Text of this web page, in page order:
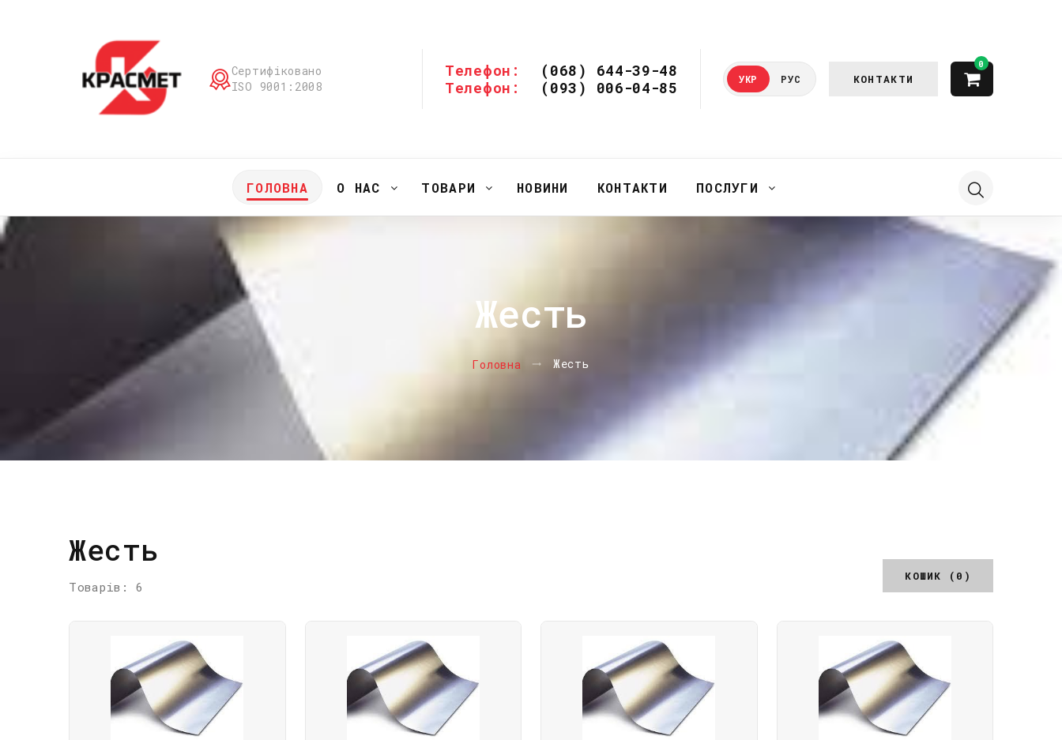
Сертифіковано
ISO 9001:2008
Телефон:
(068) 644-39-48
Телефон:
(093) 006-04-85 УКР РУС КОНТАКТИ
0
ГОЛОВНА О НАС ТОВАРИ НОВИНИ КОНТАКТИ ПОСЛУГИ
Жесть
Головна Жесть
Жесть
Товарів: 6
КОШИК (0)